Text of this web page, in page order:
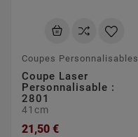
Coupes Personnalisables
Coupe Laser
Personnalisable :
2801
41cm
21,50 €